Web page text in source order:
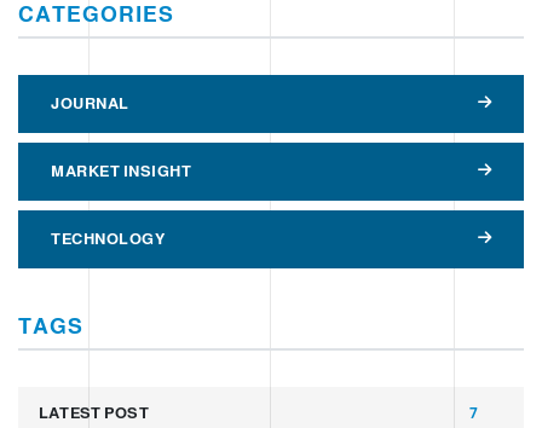
CATEGORIES
JOURNAL
MARKET INSIGHT
TECHNOLOGY
TAGS
LATEST POST 7